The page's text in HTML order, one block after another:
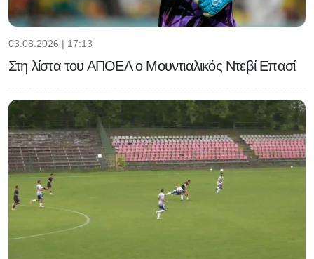
03.08.2026 | 17:13
Στη λίστα του ΑΠΟΕΛ ο Μουντιαλικός Ντεβί Επασί